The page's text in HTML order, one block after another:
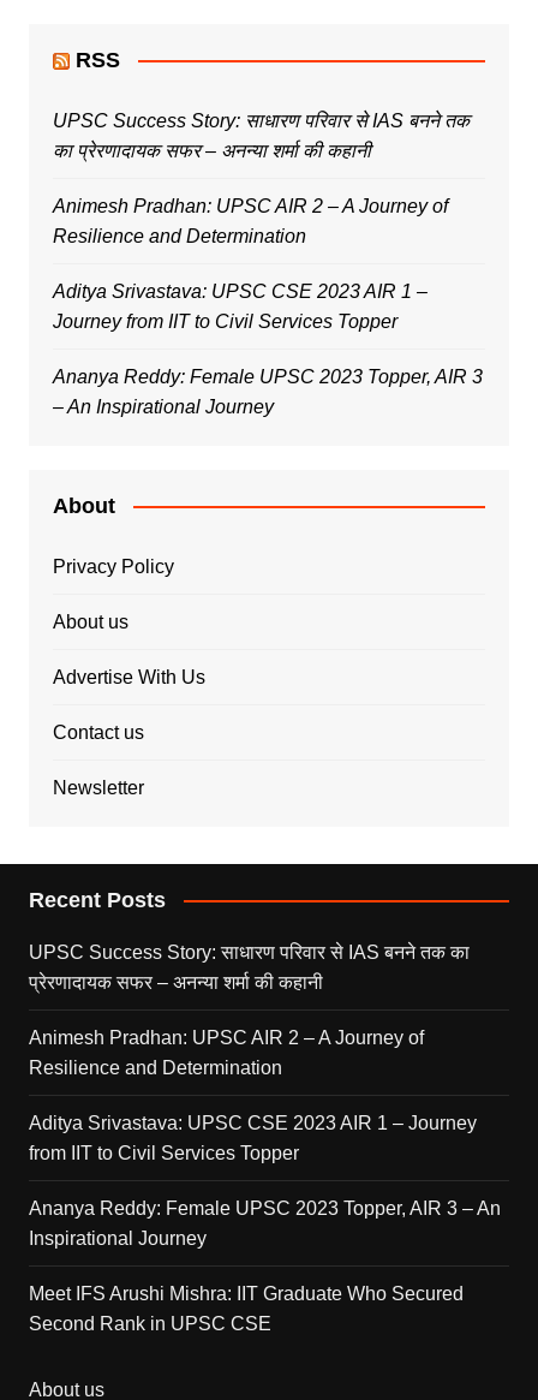
RSS
UPSC Success Story: साधारण परिवार से IAS बनने तक
का प्रेरणादायक सफर – अनन्या शर्मा की कहानी
Animesh Pradhan: UPSC AIR 2 – A Journey of
Resilience and Determination
Aditya Srivastava: UPSC CSE 2023 AIR 1 –
Journey from IIT to Civil Services Topper
Ananya Reddy: Female UPSC 2023 Topper, AIR 3
– An Inspirational Journey
About
Privacy Policy
About us
Advertise With Us
Contact us
Newsletter
Recent Posts
UPSC Success Story: साधारण परिवार से IAS बनने तक का
प्रेरणादायक सफर – अनन्या शर्मा की कहानी
Animesh Pradhan: UPSC AIR 2 – A Journey of
Resilience and Determination
Aditya Srivastava: UPSC CSE 2023 AIR 1 – Journey
from IIT to Civil Services Topper
Ananya Reddy: Female UPSC 2023 Topper, AIR 3 – An
Inspirational Journey
Meet IFS Arushi Mishra: IIT Graduate Who Secured
Second Rank in UPSC CSE
About us